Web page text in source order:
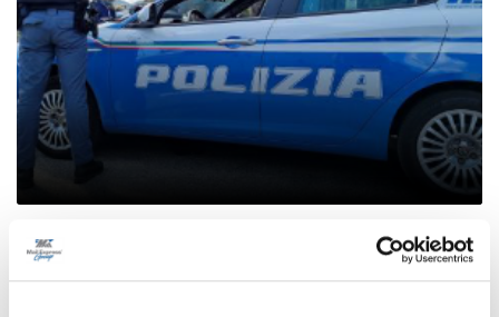
Chieti - Picchiati per aver chiesto solo di
liberare la strada: due arresti. Un giovane